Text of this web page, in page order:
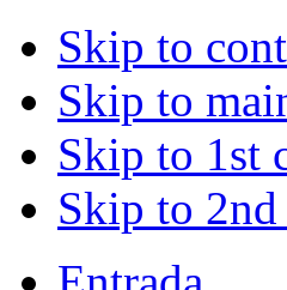
Skip to
Skip to
Skip to 1st
Skip to